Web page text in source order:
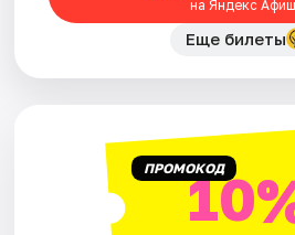
на Яндекс
Еще билеты
ПРОМОКОД